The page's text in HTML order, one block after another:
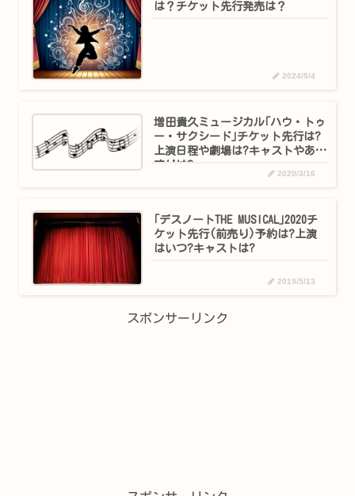
は？チケット先行発売は？
2024/5/4
増田貴久ミュージカル｢ハウ・トゥ
ー・サクシード｣チケット先行は?
上演日程や劇場は?キャストやあら
すじは?
2020/3/16
｢デスノートTHE MUSICAL｣2020チ
ケット先行(前売り)予約は?上演
はいつ?キャストは?
2019/5/13
スポンサーリンク